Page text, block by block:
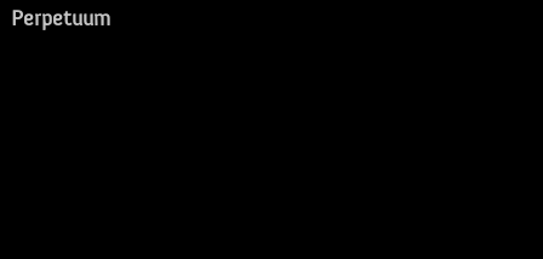
Perpetuum